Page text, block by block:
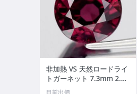
非加熱 VS 天然ロードライ
トガーネット 7.3mm 2.71
カラット
目前出價